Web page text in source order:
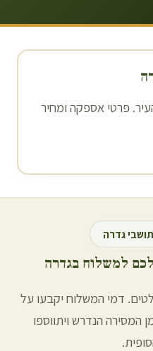
פרטי אספקה ומחיר
גדרה
למשלוח בגדרה
דמי המשלוח יקבעו על
המסירה הנדרש ויתווספו